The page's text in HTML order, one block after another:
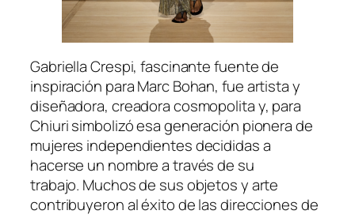
Gabriella Crespi, fascinante fuente de
inspiración para Marc Bohan, fue artista y
diseñadora, creadora cosmopolita y, para
Chiuri simbolizó esa generación pionera de
mujeres independientes decididas a
hacerse un nombre a través de su
trabajo. Muchos de sus objetos y arte
contribuyeron al éxito de las direcciones de